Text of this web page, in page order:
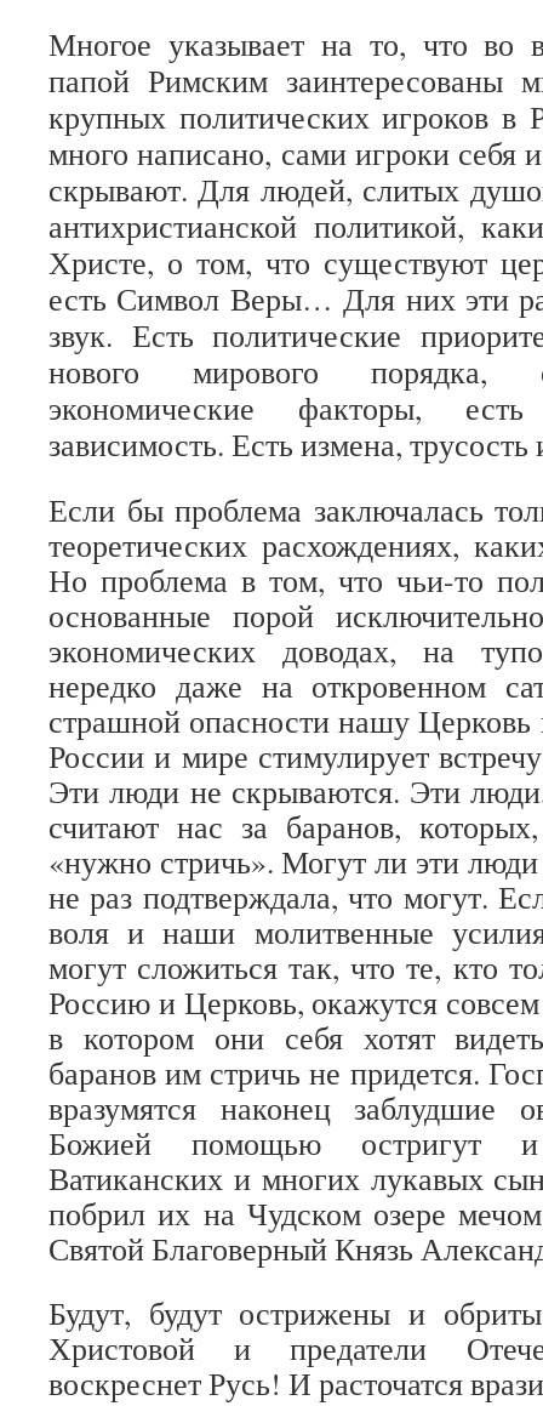
Многое указывает на то, что во
папой Римским заинтересованы
крупных политических игроков
много написано, сами игроки себя
скрывают. Для людей, слитых
антихристианской политикой,
Христе, о том, что существуют
есть Символ Веры… Для них эти
звук. Есть политические
нового мирового порядка,
экономические факторы,
зависимость. Есть измена,
Если бы проблема заключалась
теоретических расхождениях,
Но проблема в том, что чьи-то
основанные порой
экономических доводах, на
нередко даже на откровенном
страшной опасности нашу
России и мире стимулирует
Эти люди не скрываются. Эти
считают нас за баранов,
«нужно стричь». Могут ли эти
не раз подтверждала, что могут.
воля и наши молитвенные
могут сложиться так, что те, кто
Россию и Церковь, окажутся
в котором они себя хотят
баранов им стричь не придется.
вразумятся наконец
Божией помощью остригут
Ватиканских и многих лукавых
побрил их на Чудском озере
Святой Благоверный Князь
Будут, будут острижены и
Христовой и предатели
воскреснет Русь! И расточатся